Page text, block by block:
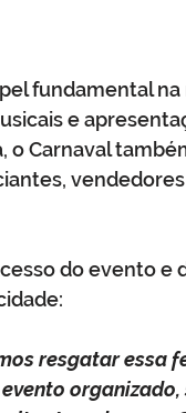
fundamental na
e
o Carnaval
do evento e
resgatar essa